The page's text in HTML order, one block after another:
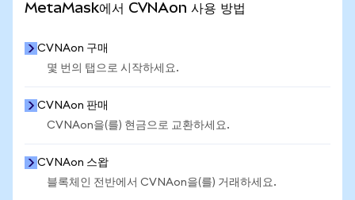
MetaMask에서 CVNAon 사용 방법
CVNAon 구매
몇 번의 탭으로 시작하세요.
CVNAon 판매
CVNAon을(를) 현금으로 교환하세요.
CVNAon 스왑
블록체인 전반에서 CVNAon을(를) 거래하세요.